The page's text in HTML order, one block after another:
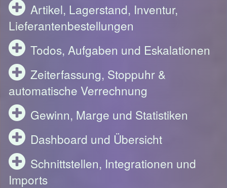
Artikel, Lagerstand, Inventur,
Lieferantenbestellungen
Todos, Aufgaben und Eskalationen
Zeiterfassung, Stoppuhr &
automatische Verrechnung
Gewinn, Marge und Statistiken
Dashboard und Übersicht
Schnittstellen, Integrationen und
Imports